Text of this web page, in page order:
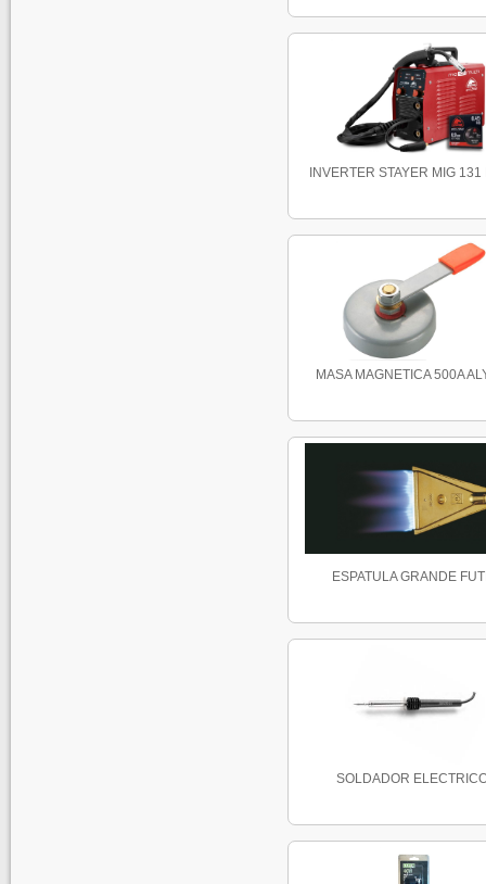
INVERTER STAYER MIG 131
MASA MAGNETICA 500A
ESPATULA GRANDE
SOLDADOR